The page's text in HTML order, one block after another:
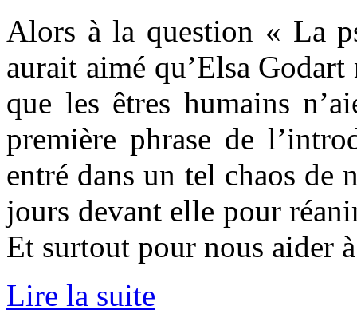
Alors à la question « La
aurait aimé qu’Elsa
que les êtres humains
première phrase de
entré dans un tel chaos de
jours devant elle pour
Et surtout pour nous aider
Lire la suite